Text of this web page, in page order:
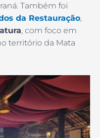
Também foi
da Restauração,
, com foco em
território da Mata